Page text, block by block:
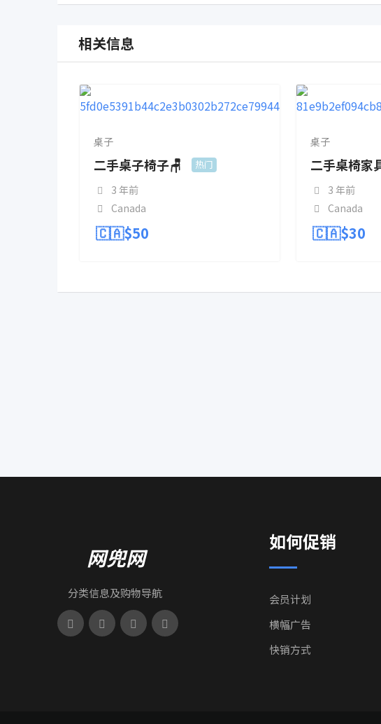
相关信息
桌子
二手桌子椅子🪑 热门
3 年前
Canada
🇨🇦$50
桌子
二手桌椅家
3 年前
Canada
🇨🇦$30
网兜网
分类信息及购物导航
如何促销
会员计划
横幅广告
快销方式